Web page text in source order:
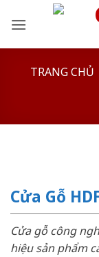
TRANG CHỦ
Cửa Gỗ
Cửa gỗ công
hiệu sản phẩm